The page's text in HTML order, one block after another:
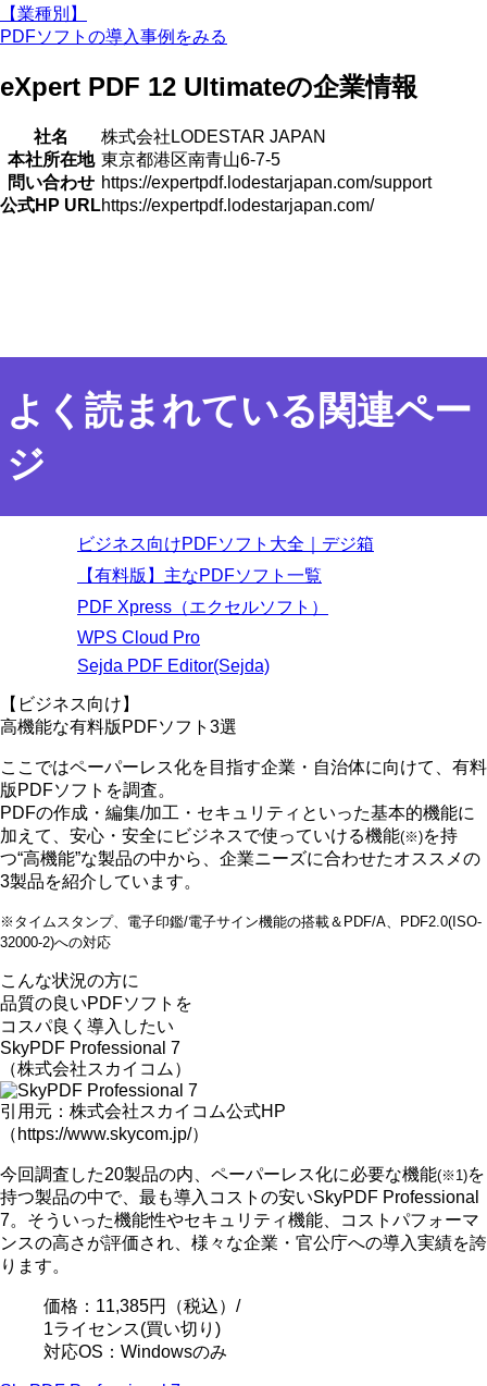
【業種別】
PDFソフトの導入事例をみる
eXpert PDF 12 Ultimateの企業情報
社名
株式会社LODESTAR JAPAN
本社所在地 東京都港区南青山6-7-5
問い合わせ https://expertpdf.lodestarjapan.com/support
公式HP URLhttps://expertpdf.lodestarjapan.com/
よく読まれている関連ペー
ジ
ビジネス向けPDFソフト大全｜デジ箱
【有料版】主なPDFソフト一覧
PDF Xpress（エクセルソフト）
WPS Cloud Pro
Sejda PDF Editor(Sejda)
【ビジネス向け】
高機能な有料版PDFソフト3選
ここではペーパーレス化を目指す企業・自治体に向けて、有料
版PDFソフトを調査。
PDFの作成・編集/加工・セキュリティといった基本的機能に
加えて、安心・安全にビジネスで使っていける機能(※)を持
つ“高機能”な製品の中から、企業ニーズに合わせたオススメの
3製品を紹介しています。
※タイムスタンプ、電子印鑑/電子サイン機能の搭載＆PDF/A、PDF2.0(ISO-
32000-2)への対応
こんな状況の方に
品質の良いPDFソフトを
コスパ良く導入したい
SkyPDF Professional 7
（株式会社スカイコム）
引用元：株式会社スカイコム公式HP
（https://www.skycom.jp/）
今回調査した20製品の内、ペーパーレス化に必要な機能(※1)を
持つ製品の中で、 最も導入コストの安いSkyPDF Professional
7。そういった機能性やセキュリティ機能、コストパフォーマ
ンスの高さが評価され、 様々な企業・官公庁への導入実績を誇
ります。
価格： 11,385円
（税込）/
1ライセンス(買い切り)
対応OS：Windowsのみ